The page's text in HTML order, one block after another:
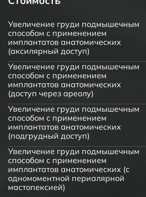
Увеличение груди подмышечным
способом с применением
имплантатов анатомических
(аксилярный доступ)
Увеличение груди подмышечным
способом с применением
имплантатов анатомических
(доступ через ареолу)
Увеличение груди подмышечным
способом с применением
имплантатов анатомических
(подгрудный доступ)
Увеличение груди подмышечным
способом с применением
имплантатов анатомических (с
одномоментной периалярной
мастопексией)